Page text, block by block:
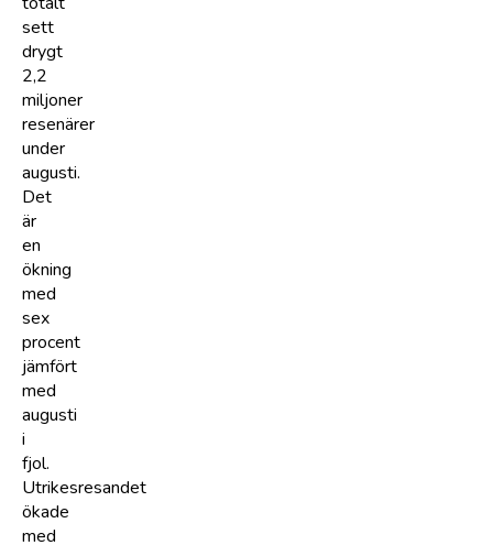
sett
drygt
2,2
miljoner
resenärer
under
augusti.
Det
är
en
ökning
med
sex
procent
jämfört
med
augusti
i
fjol.
Utrikesresandet
ökade
med